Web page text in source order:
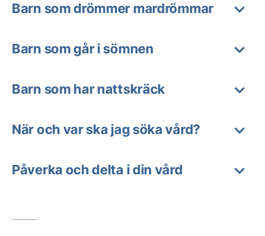
Barn som drömmer mardrömmar
Barn som går i sömnen
Barn som har nattskräck
När och var ska jag söka vård?
Påverka och delta i din vård